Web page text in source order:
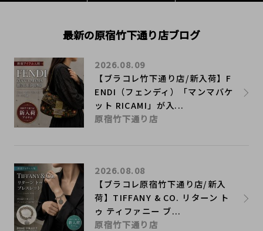
最新の原宿竹下通り店ブログ
【ブラコレ竹下通り店/新入荷】F
ENDI（フェンディ）「マンマバケ
ット RICAMI」が入...
2026.08.09
原宿竹下通り店
【ブラコレ原宿竹下通り店/新入
荷】TIFFANY & CO. リターン ト
ゥ ティファニー ブ...
2026.08.08
原宿竹下通り店